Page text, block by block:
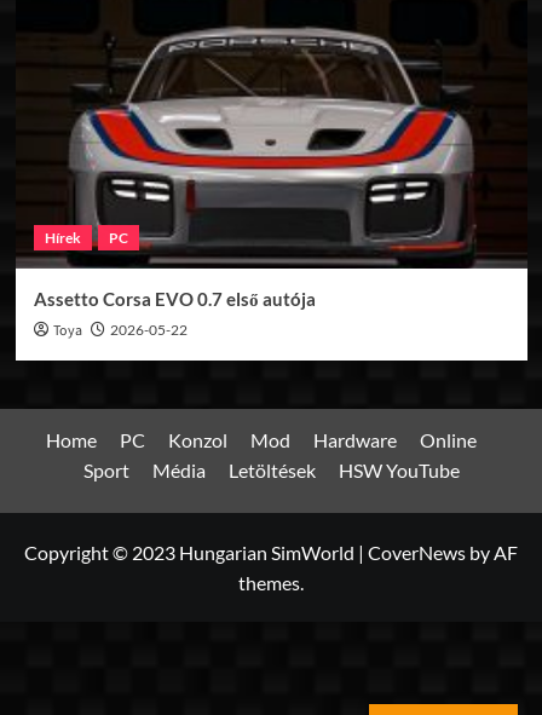
Hírek PC
Assetto Corsa EVO 0.7 első autója
Toya 2026-05-22
Home PC Konzol Mod Hardware
Online
Sport
Média Letöltések HSW YouTube
Copyright © 2023 Hungarian SimWorld | CoverNews by AF
themes.